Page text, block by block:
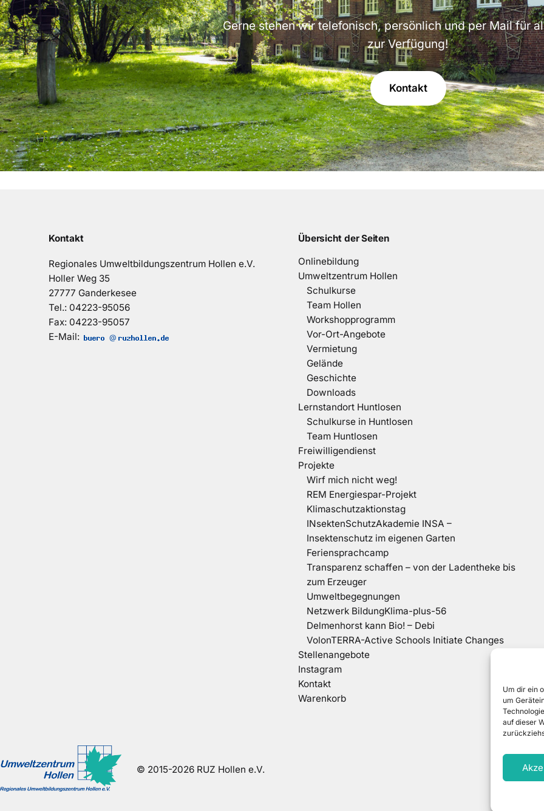
Um dir ein
um
auf dieser
Gerne stehen wir telefonisch, persönlich und per Mail für
zur Verfügung!
Kontakt
Kontakt
Regionales Umweltbildungszentrum Hollen e.V.
Holler Weg 35
27777 Ganderkesee
Tel.: 04223-95056
Fax: 04223-95057
E-Mail:
@
Übersicht der Seiten
Onlinebildung
Umweltzentrum Hollen
Schulkurse
Team Hollen
Workshopprogramm
Vor-Ort-Angebote
Vermietung
Gelände
Geschichte
Downloads
Lernstandort Huntlosen
Schulkurse in Huntlosen
Team Huntlosen
Freiwilligendienst
Projekte
Wirf mich nicht weg!
REM Energiespar-Projekt
Klimaschutzaktionstag
INsektenSchutzAkademie INSA –
Insektenschutz im eigenen Garten
Feriensprachcamp
Transparenz schaffen – von der Ladentheke bis
zum Erzeuger
Umweltbegegnungen
Netzwerk BildungKlima-plus-56
Delmenhorst kann Bio! – Debi
VolonTERRA-Active Schools Initiate Changes
Stellenangebote
Instagram
Kontakt
Warenkorb
© 2015-2026 RUZ Hollen e.V.